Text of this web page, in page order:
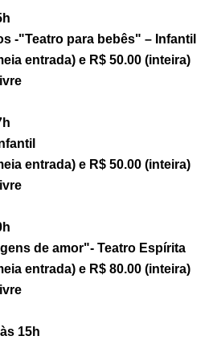
-"Teatro para bebês" – Infantil
entrada) e R$ 50.00 (inteira)
entrada) e R$ 50.00 (inteira)
de amor"- Teatro Espírita
entrada) e R$ 80.00 (inteira)
15h